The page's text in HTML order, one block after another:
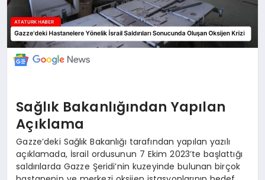
Sağlık Bakanlığından Yapılan
Açıklama
Gazze’deki Sağlık Bakanlığı tarafından yapılan yazılı
açıklamada, İsrail ordusunun 7 Ekim 2023’te başlattığı
saldırılarda Gazze Şeridi’nin kuzeyinde bulunan birçok